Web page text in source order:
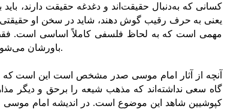
کسانی که به‌دنبال حقیقت‌اند و دغدغه حقیقت دارند،
یعنی به حرف رقیب گوش دهند، شاید در سخن او حقیقتی
مهمی است که به‌ لحاظ فلسفی کاملاً اساسی است. فقط
باورشان می‌شود که کل حقیقت هستند و نیاز به فرد دیگری ندارند.
آنچه از آثار امام موسی صدر مشخص است این است که
گاه سعی نداشته‌اند که مذهب شیعه را برحق و دیگر
کپوشیین شاهد این موضوع است. در اندیشه امام موسی